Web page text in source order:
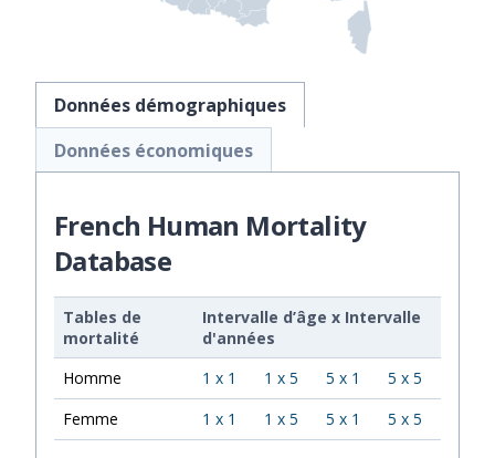
Données démographiques
Données économiques
French Human Mortality
Database
Tables de
mortalité
Intervalle d’âge x Intervalle
d'années
Homme
1 x 1 1 x 5 5 x 1
5 x 5
Femme
1 x 1 1 x 5 5 x 1 5 x 5